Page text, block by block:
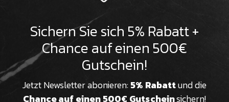
alte Natursteine aus aller Welt, die
aufweisen
Wir sind Natursteinexperten in
kompetent & persönlich
Sichern Sie sich 5% Rabatt +
Chance auf einen 500€
Gutschein!
Jetzt Newsletter abonieren:5% Rabattund die
Chance auf einen 500€ Gutscheinsichern!